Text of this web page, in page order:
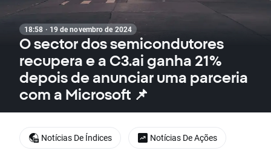
18:58 · 19 de novembro de 2024
O sector dos semicondutores
recupera e a C3.ai ganha 21%
depois de anunciar uma parceria
com a Microsoft 📌
Notícias De Índices Notícias De Ações